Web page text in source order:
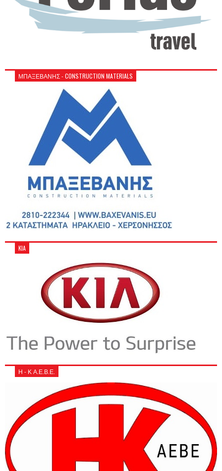
ΜΠΑΞΕΒΑΝΗΣ - CONSTRUCTION MATERIALS
KIA
Η - Κ Α.Ε.Β.Ε.